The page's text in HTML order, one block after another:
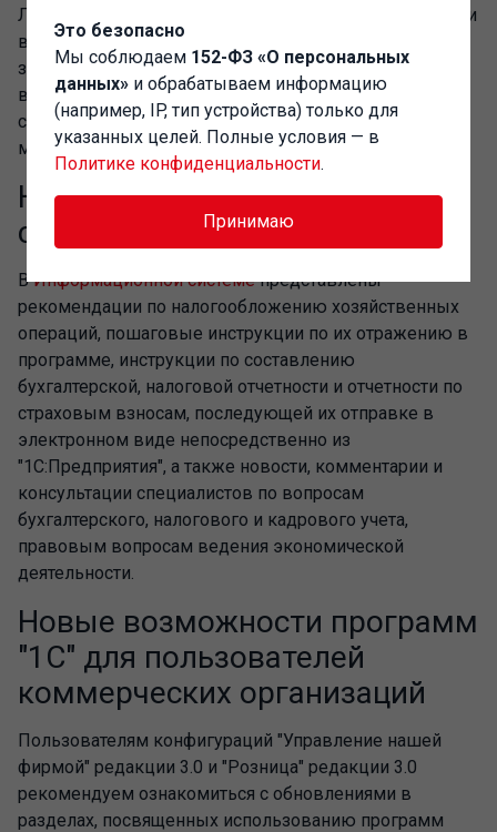
Лекции проводятся в формате прямых трансляций или
видеозаписей. Подробнее ознакомиться с графиком,
зарегистрироваться на лекции, а также посмотреть
видеозаписи прошедших лекций можно на
странице:https://its.1c.ru/lector. Вопросы по проекту
можно присылать на адресlector@1c.ru
Новости информационной
системы
ВИнформационной системепредставлены
рекомендации по налогообложению хозяйственных
операций, пошаговые инструкции по их отражению в
программе, инструкции по составлению
бухгалтерской, налоговой отчетности и отчетности по
страховым взносам, последующей их отправке в
электронном виде непосредственно из
"1С:Предприятия", а также новости, комментарии и
консультации специалистов по вопросам
бухгалтерского, налогового и кадрового учета,
правовым вопросам ведения экономической
деятельности.
Новые возможности программ
"1С" для пользователей
коммерческих организаций
Пользователям конфигураций "Управление нашей
фирмой" редакции 3.0 и "Розница" редакции 3.0
рекомендуем ознакомиться с обновлениями в
разделах, посвященных использованию программ
Это безопасно
Мы соблюдаем 152-ФЗ «О персональных
данных» и обрабатываем информацию
(например, IP, тип устройства) только для
указанных целей. Полные условия — в
Политике конфиденциальности.
Принимаю